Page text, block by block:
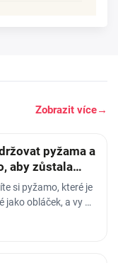
Zobrazit více→
pyžama a
aby zůstala
si pyžamo, které je
jako obláček, a vy v
že spíte v
praní z něj…